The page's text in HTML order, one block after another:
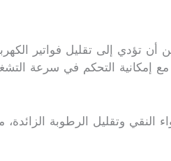
تؤدي إلى تقليل فواتير
مع إمكانية التحكم في سرعة
وتقليل الرطوبة